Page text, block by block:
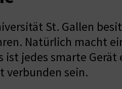
St. Gallen
Natürlich macht
jedes smarte
verbunden sein.